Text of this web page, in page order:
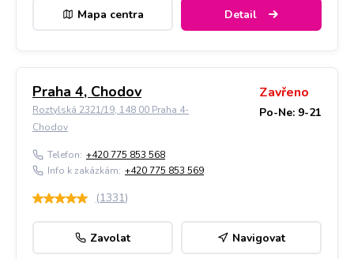
Mapa centra Detail
Praha 4, Chodov
Roztylská 2321/19, 148 00 Praha 4-
Chodov
Zavřeno
Po-Ne: 9-21
Telefon: +420 775 853 568
Info k zakázkám: +420 775 853 569
(1331)
Zavolat Navigovat